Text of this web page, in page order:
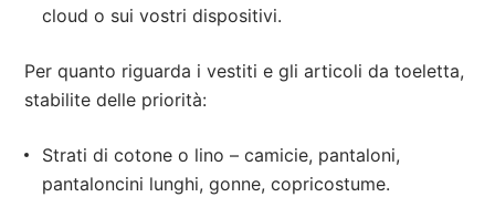
cloud o sui vostri dispositivi.
Per quanto riguarda i vestiti e gli articoli da toeletta,
stabilite delle priorità:
Strati di cotone o lino – camicie, pantaloni,
pantaloncini lunghi, gonne, copricostume.